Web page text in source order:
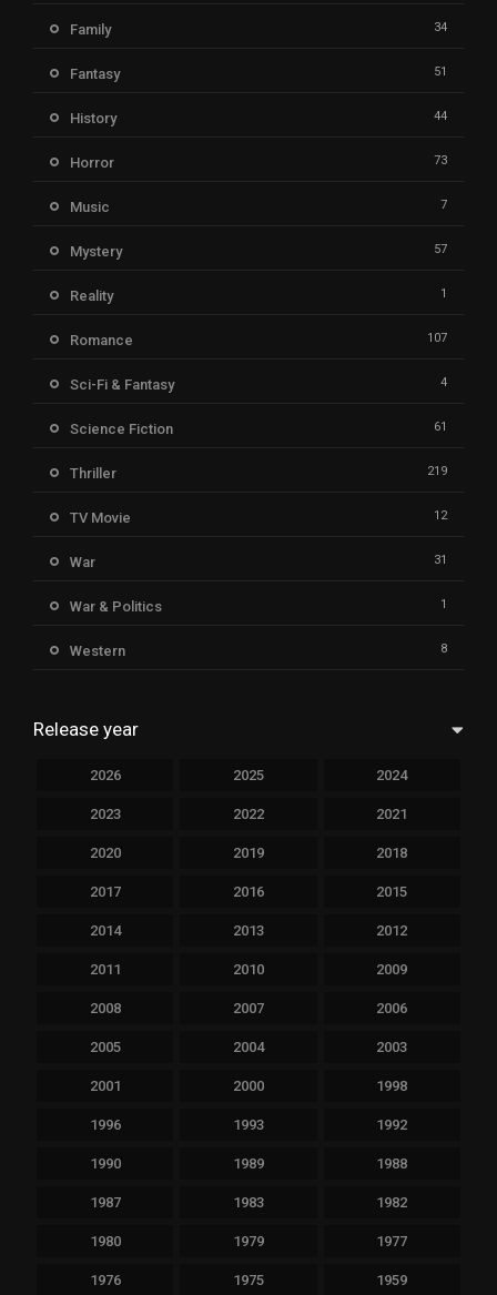
Family 34
Fantasy 51
History 44
Horror 73
Music 7
Mystery 57
Reality 1
Romance 107
Sci-Fi & Fantasy 4
Science Fiction 61
Thriller 219
TV Movie 12
War 31
War & Politics 1
Western 8
Release year
2026 2025 2024
2023 2022 2021
2020 2019 2018
2017 2016 2015
2014 2013 2012
2011 2010 2009
2008 2007 2006
2005 2004 2003
2001 2000 1998
1996 1993 1992
1990 1989 1988
1987 1983 1982
1980 1979 1977
1976 1975 1959